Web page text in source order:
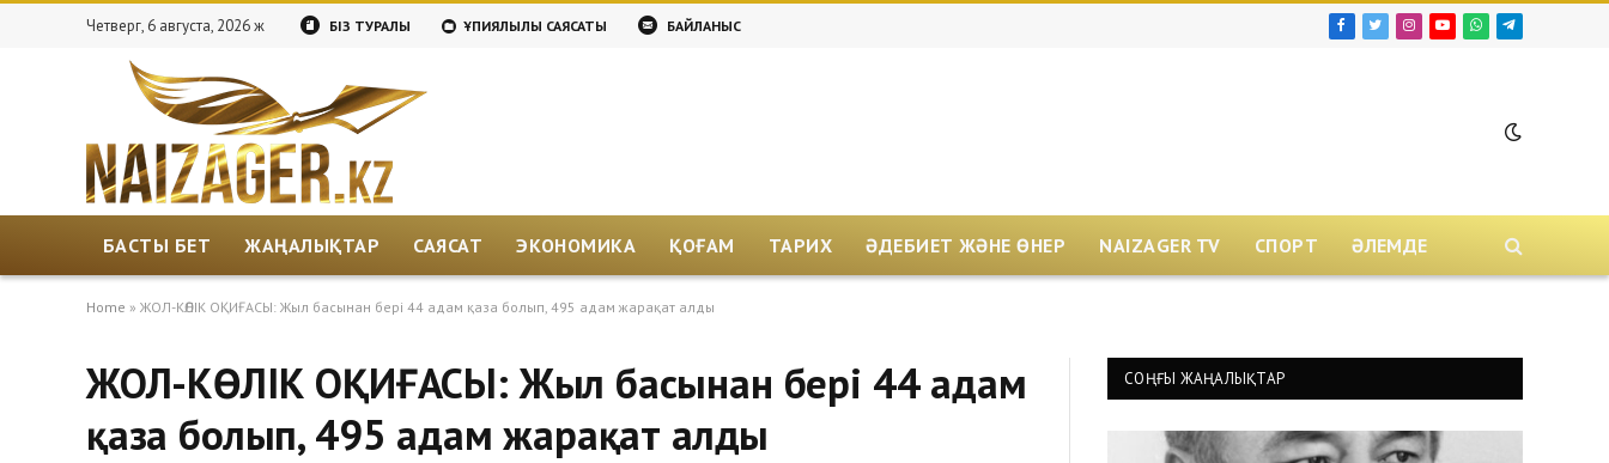
Четверг, 6 августа, 2026 ж БІЗ ТУРАЛЫ ҚҰПИЯЛЫЛЫҚ САЯСАТЫ БАЙЛАНЫС Facebook
TwitterInstagram
YouTubeWhatsAppTelegram
БАСТЫ БЕТ ЖАҢАЛЫҚТАР САЯСАТ ЭКОНОМИКА ҚОҒАМ ТАРИХ ӘДЕБИЕТ ЖӘНЕ ӨНЕР NAIZAGER TV СПОРТ ӘЛЕМДЕ
Home » ЖОЛ-КӨЛІК ОҚИҒАСЫ: Жыл басынан бері 44 адам қаза болып, 495 адам жарақат алды
ЖОЛ-КӨЛІК ОҚИҒАСЫ: Жыл басынан бері 44 адам
қаза болып, 495 адам жарақат алды
СОҢҒЫ ЖАҢАЛЫҚТАР